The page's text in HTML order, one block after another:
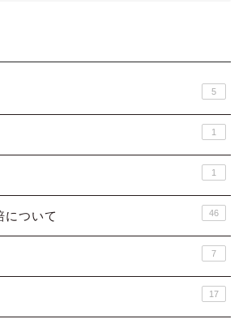
5
1
1
について 46
7
17